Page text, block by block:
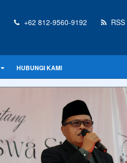
+62 812-9560-9192
RSS
HUBUNGI KAMI